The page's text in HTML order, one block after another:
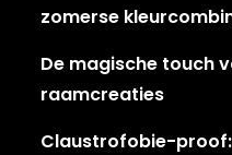
zomerse
De magische touch
raamcreaties
Claustrofobie-